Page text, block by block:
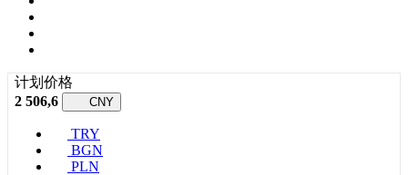
计划价格
2 506,6
CNY
TRY
BGN
PLN